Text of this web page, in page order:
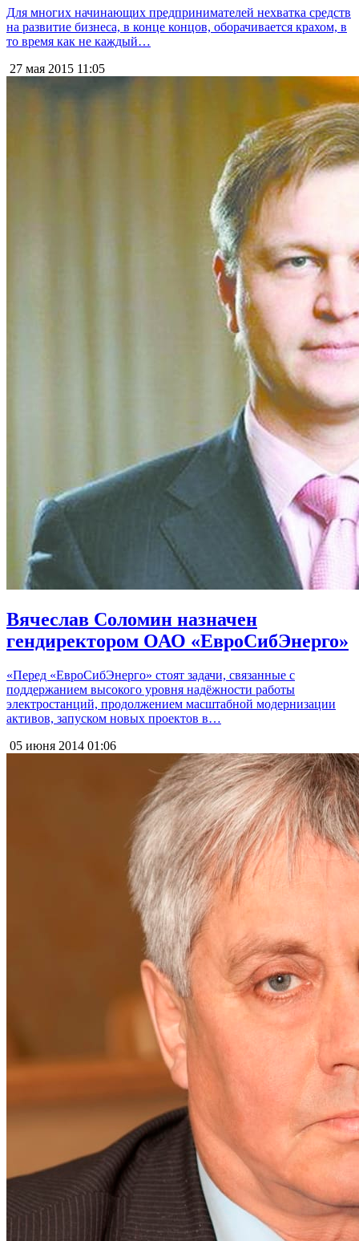
Для многих начинающих предпринимателей нехватка средств
на развитие бизнеса, в конце концов, оборачивается крахом, в
то время как не каждый…
27 мая 2015 11:05
Вячеслав Соломин назначен
гендиректором ОАО «ЕвроСибЭнерго»
«Перед «ЕвроСибЭнерго» стоят задачи, связанные с
поддержанием высокого уровня надёжности работы
электростанций, продолжением масштабной модернизации
активов, запуском новых проектов в…
05 июня 2014 01:06